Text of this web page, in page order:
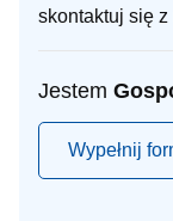
skontaktuj się z
Jestem
Wypełnij